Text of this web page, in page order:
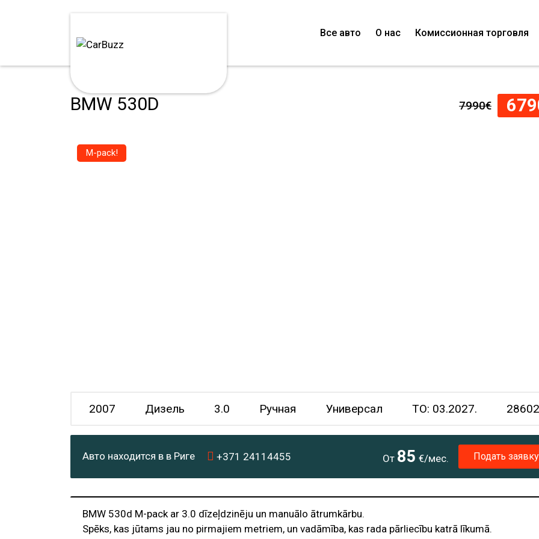
Все авто О нас Комиссионная торговля
BMW 530D 7990€
M-pack!
2007 Дизель 3.0 Ручная Универсал TO: 03.2027.
Авто находится в в Риге +371 24114455 От 85 €/мес. Подать заявку
BMW 530d M-pack ar 3.0 dīzeļdzinēju un manuālo ātrumkārbu.
Spēks, kas jūtams jau no pirmajiem metriem, un vadāmība, kas rada pārliecību katrā līkumā.